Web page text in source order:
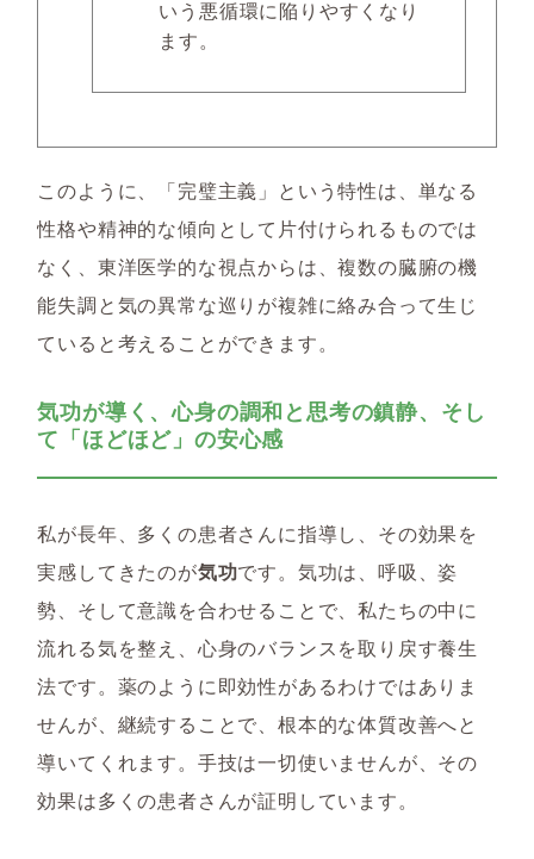
いう悪循環に陥りやすくなり
ます。
このように、「完璧主義」という特性は、単なる
性格や精神的な傾向として片付けられるものでは
なく、東洋医学的な視点からは、複数の臓腑の機
能失調と気の異常な巡りが複雑に絡み合って生じ
ていると考えることができます。
気功が導く、心身の調和と思考の鎮静、そし
て「ほどほど」の安心感
私が長年、多くの患者さんに指導し、その効果を
実感してきたのが気功です。気功は、呼吸、姿
勢、そして意識を合わせることで、私たちの中に
流れる気を整え、心身のバランスを取り戻す養生
法です。薬のように即効性があるわけではありま
せんが、継続することで、根本的な体質改善へと
導いてくれます。手技は一切使いませんが、その
効果は多くの患者さんが証明しています。